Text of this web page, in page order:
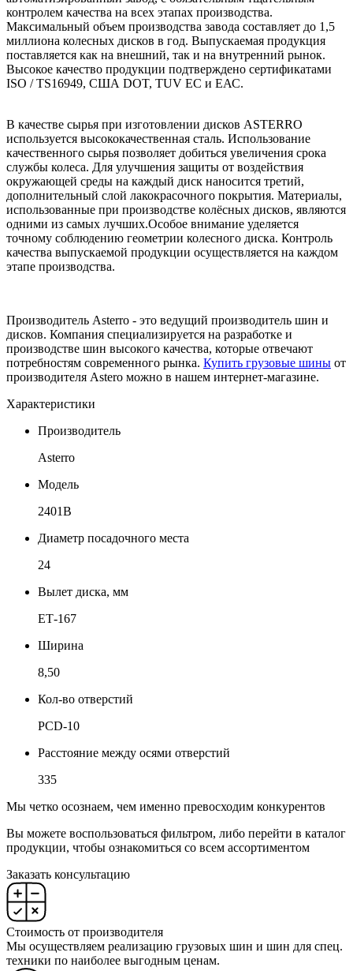
контролем качества на всех этапах производства.
Максимальный объем производства завода составляет до 1,5
миллиона колесных дисков в год. Выпускаемая продукция
поставляется как на внешний, так и на внутренний рынок.
Высокое качество продукции подтверждено сертификатами
ISO / TS16949, США DOT, TUV ЕС и ЕАС.
В качестве сырья при изготовлении дисков ASTERRO
используется высококачественная сталь. Использование
качественного сырья позволяет добиться увеличения срока
службы колеса. Для улучшения защиты от воздействия
окружающей среды на каждый диск наносится третий,
дополнительный слой лакокрасочного покрытия. Материалы,
использованные при производстве колёсных дисков, являются
одними из самых лучших.Особое внимание уделяется
точному соблюдению геометрии колесного диска. Контроль
качества выпускаемой продукции осуществляется на каждом
этапе производства.
Производитель Asterro - это ведущий производитель шин и
дисков. Компания специализируется на разработке и
производстве шин высокого качества, которые отвечают
потребностям современного рынка. Купить грузовые шины от
производителя Astero можно в нашем интернет-магазине.
Характеристики
Производитель
Asterro
Модель
2401B
Диаметр посадочного места
24
Вылет диска, мм
ЕТ-167
Ширина
8,50
Кол-во отверстий
PCD-10
Расстояние между осями отверстий
335
Мы четко осознаем, чем именно превосходим конкурентов
Вы можете воспользоваться фильтром, либо перейти в каталог
продукции, чтобы ознакомиться со всем ассортиментом
Заказать консультацию
Стоимость от производителя
Мы осуществляем реализацию грузовых шин и шин для спец.
техники по наиболее выгодным ценам.